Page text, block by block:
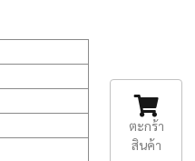
ตะกร้า
สินค้า